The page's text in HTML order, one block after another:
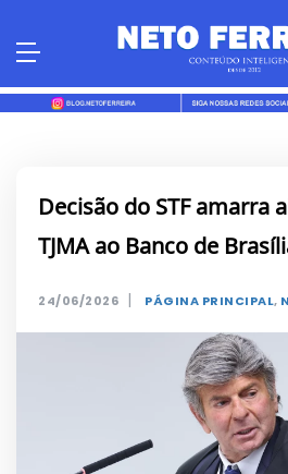
Decisão do STF amarra
TJMA ao Banco de
24/06/2026 | PÁGINA PRINCIPAL,